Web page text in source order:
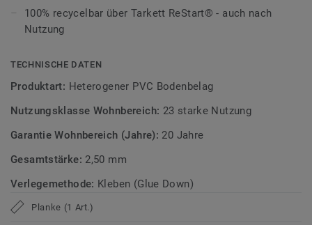
bis zu 12 m² ohne sichtbaren Rapport. So entstehen
besonders natürliche und hochwertige Bodenbilder.
Ultramatte Oberfläche, besonders widerstandsfähig
Die Tektanium-Oberfläche sorgt für eine authentische,
ultramatte Optik und schützt zuverlässig vor Kratzern,
Zirkulär gedacht
Hergestellt in Europa mit 36 % Recyclinganteil und zu 100%
recycelbar. Zudem ist der Bodenbelag phthalatfrei und
weist sehr niedrige VOC-Emissionen auf, geprüft nach
100% recycelbar über Tarkett ReStart® - auch nach
Nutzung
TECHNISCHE DATEN
Produktart: Heterogener PVC Bodenbelag
Nutzungsklasse Wohnbereich: 23 starke Nutzung
Garantie Wohnbereich (Jahre): 20 Jahre
Gesamtstärke: 2,50 mm
Verlegemethode: Kleben (Glue Down)
Planke (1 Art.)